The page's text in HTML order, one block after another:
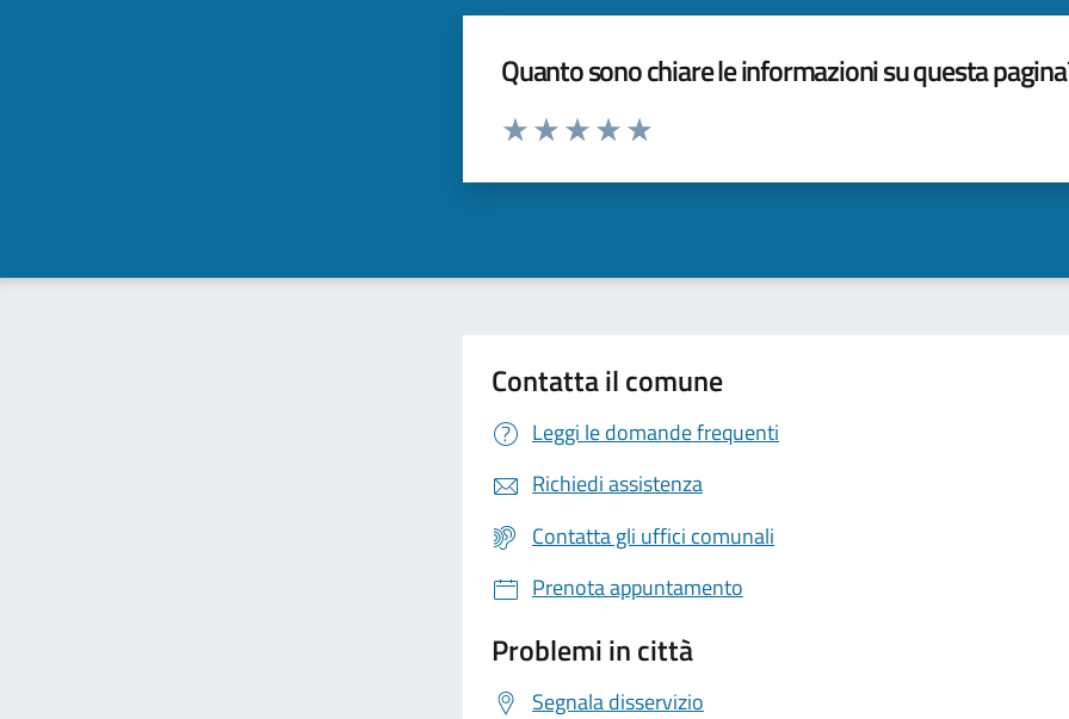
Quanto sono chiare le informazioni su questa
Valuta da 1 a 5 stelle la pagina
Contatta il comune
Leggi le domande frequenti
Richiedi assistenza
Contatta gli uffici comunali
Prenota appuntamento
Problemi in città
Segnala disservizio